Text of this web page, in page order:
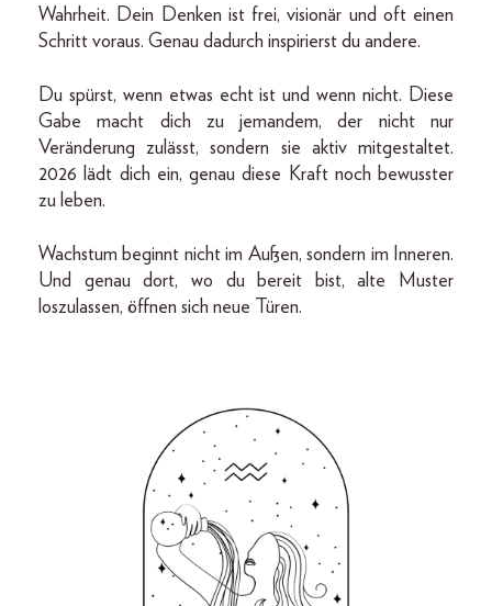
Wahrheit. Dein Denken ist frei, visionär und oft einen
Schritt voraus. Genau dadurch inspirierst du andere.
Du spürst, wenn etwas echt ist und wenn nicht. Diese
Gabe macht dich zu jemandem, der nicht nur
Veränderung zulässt, sondern sie aktiv mitgestaltet.
2026 lädt dich ein, genau diese Kraft noch bewusster
zu leben.
Wachstum beginnt nicht im Außen, sondern im Inneren.
Und genau dort, wo du bereit bist, alte Muster
loszulassen, öffnen sich neue Türen.